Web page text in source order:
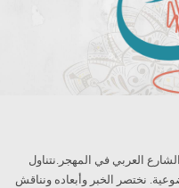
العربي في المهجر.نتناول
نختصر الخبر وأبعاده ونناقش